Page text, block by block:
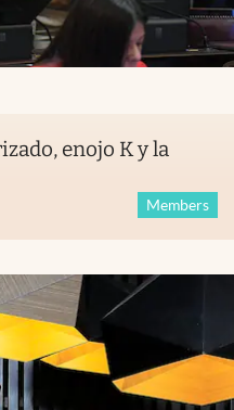
enojo K y la
Members